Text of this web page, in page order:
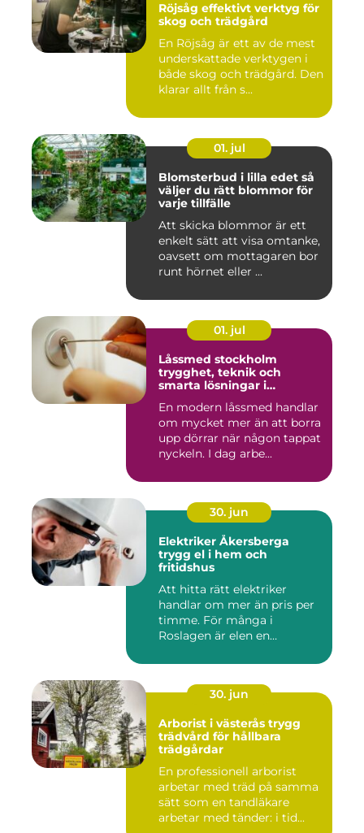
Röjsåg effektivt verktyg för
skog och trädgård
En Röjsåg är ett av de mest
underskattade verktygen i
både skog och trädgård. Den
klarar allt från s...
01. jul
Blomsterbud i lilla edet så
väljer du rätt blommor för
varje tillfälle
Att skicka blommor är ett
enkelt sätt att visa omtanke,
oavsett om mottagaren bor
runt hörnet eller ...
01. jul
Låssmed stockholm
trygghet, teknik och
smarta lösningar i
En modern låssmed handlar
om mycket mer än att borra
upp dörrar när någon tappat
nyckeln. I dag arbe...
30. jun
Elektriker Åkersberga
trygg el i hem och
fritidshus
Att hitta rätt elektriker
handlar om mer än pris per
timme. För många i
Roslagen är elen en
30. jun
Arborist i västerås trygg
trädvård för hållbara
trädgårdar
En professionell arborist
arbetar med träd på samma
sätt som en tandläkare
arbetar med tänder: i tid...